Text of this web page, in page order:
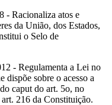
- Racionaliza atos e
da União, dos Estados,
o Selo de
- Regulamenta a Lei no
dispõe sobre o acesso a
caput do art. 5o, no
216 da Constituição.